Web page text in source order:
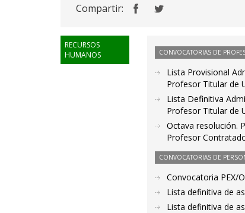
Compartir:
RECURSOS
HUMANOS
CONVOCATORIAS DE
Lista Provisional
Profesor Titular de
Lista Definitiva
Profesor Titular de
Octava resolución.
Profesor
CONVOCATORIAS DE
Convocatoria PEX/
Lista definitiva de
Lista definitiva de